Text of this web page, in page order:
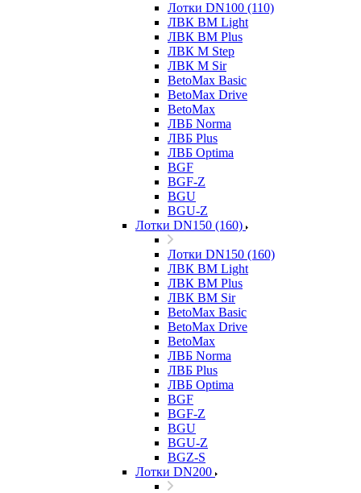
Лотки DN100 (110)
ЛВК ВМ Light
ЛВК ВМ Plus
ЛВК М Step
ЛВК М Sir
BetoMax Basic
BetoMax Drive
BetoMax
ЛВБ Norma
ЛВБ Plus
ЛВБ Optima
BGF
BGF-Z
BGU
BGU-Z
Лотки DN150 (160)
Лотки DN150 (160)
ЛВК ВМ Light
ЛВК ВМ Plus
ЛВК ВМ Sir
BetoMax Basic
BetoMax Drive
BetoMax
ЛВБ Norma
ЛВБ Plus
ЛВБ Optima
BGF
BGF-Z
BGU
BGU-Z
BGZ-S
Лотки DN200